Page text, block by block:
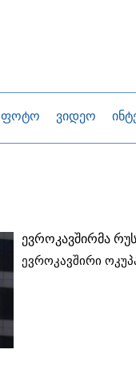
ფოტო ვიდეო
ევროკავშირმა
ევროკავშირი